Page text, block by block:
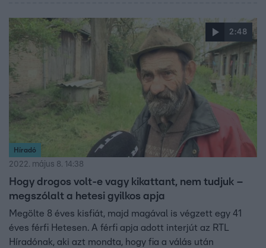
2:48
Híradó
2022. május 8. 14:38
Hogy drogos volt-e vagy kikattant, nem tudjuk –
megszólalt a hetesi gyilkos apja
Megölte 8 éves kisfiát, majd magával is végzett egy 41
éves férfi Hetesen. A férfi apja adott interjút az RTL
Híradónak, aki azt mondta, hogy fia a válás után